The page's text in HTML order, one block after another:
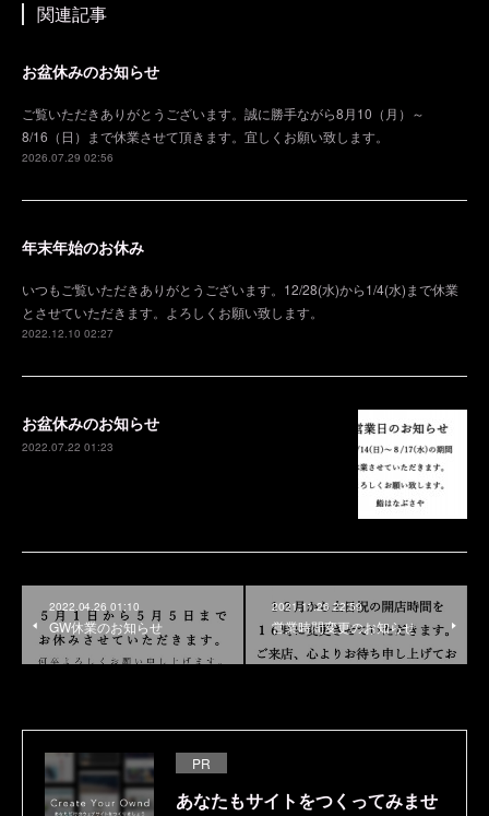
関連記事
お盆休みのお知らせ
ご覧いただきありがとうございます。誠に勝手ながら8月10（月）～
8/16（日）まで休業させて頂きます。宜しくお願い致します。
2026.07.29 02:56
年末年始のお休み
いつもご覧いただきありがとうございます。12/28(水)から1/4(水)まで休業
とさせていただきます。よろしくお願い致します。
2022.12.10 02:27
お盆休みのお知らせ
2022.07.22 01:23
2022.04.26 01:10
GW休業のお知らせ
2021.11.26 22:59
営業時間変更のお知らせ
PR
あなたもサイトをつくってみませ